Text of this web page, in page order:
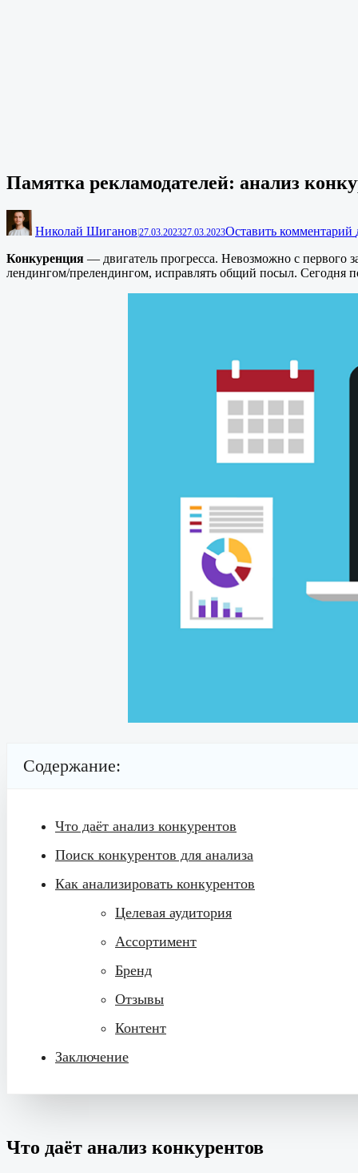
Памятка рекламодателей: анализ
Николай Шиганов 27.03.202327.03.2023Оставить комментарий
Конкуренция — двигатель прогресса. Невозможно с первого
лендингом/прелендингом, исправлять общий посыл. Сегодня
Содержание:
Что даёт анализ конкурентов
Поиск конкурентов для анализа
Как анализировать конкурентов
Целевая аудитория
Ассортимент
Бренд
Отзывы
Контент
Заключение
Что даёт анализ конкурентов